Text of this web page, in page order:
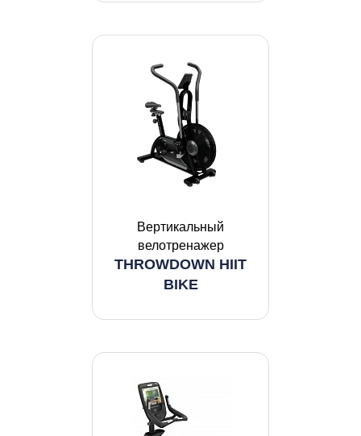
Вертикальный
велотренажер
THROWDOWN HIIT
BIKE